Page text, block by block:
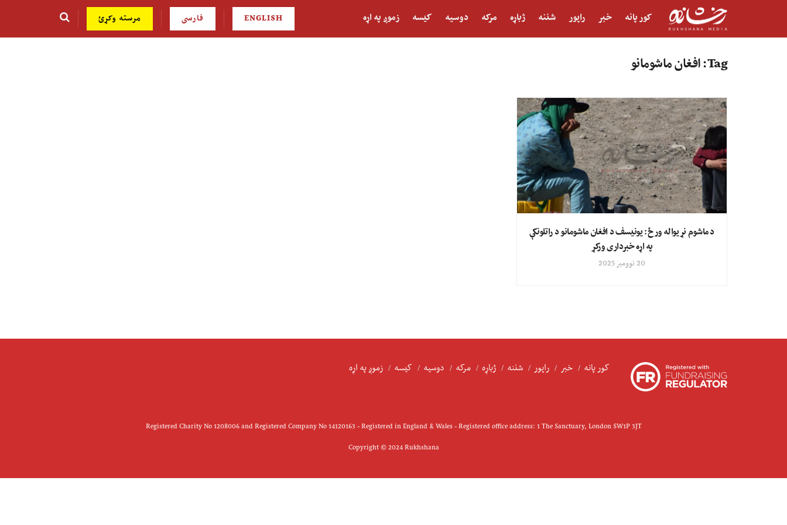
کور پانه خبر راپور شننه ژباړه مرکه دوسیه کیسه زموږ په اړه ENGLISH فارسی مرسته وکړئ
Tag: افغان ماشومانو
د ماشوم نړیواله ورځ: یونیسف د افغان ماشومانو د راتلونکې
په اړه خبرداری ورکړ
20 نوومبر 2025
کور پانه خبر راپور شننه ژباړه مرکه دوسیه کیسه زموږ په اړه
Registered Charity No 1208006 and Registered Company No 14120163 - Registered in England & Wales - Registered office address: 1 The Sanctuary, London SW1P 3JT
Copyright © 2024 Rukhshana